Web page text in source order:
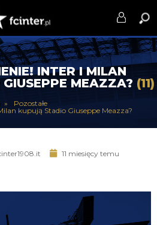
INTER I MILAN
MEAZZA? (11)
Pozostałe
kupują Stadio Giuseppe Meazza?
11 miesięcy temu